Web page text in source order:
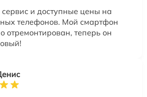
и доступные цены на
телефонов. Мой смартфон
отремонтирован, теперь он